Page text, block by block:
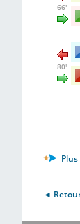
66'
80'
◄